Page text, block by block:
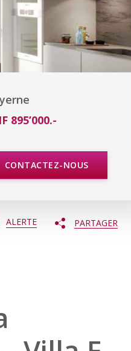
895’000.-
CONTACTEZ-NOUS
ALERTE PARTAGER